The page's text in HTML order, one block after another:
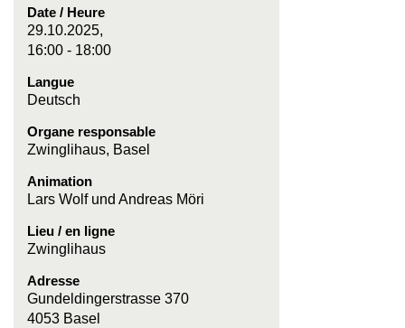
Date / Heure
29.10.2025,
16:00 - 18:00
Langue
Deutsch
Organe responsable
Zwinglihaus, Basel
Animation
Lars Wolf und Andreas Möri
Lieu / en ligne
Zwinglihaus
Adresse
Gundeldingerstrasse 370
4053 Basel